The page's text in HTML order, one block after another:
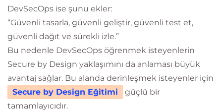
DevSecOps ise şunu ekler:
“Güvenli tasarla, güvenli geliştir, güvenli test et,
güvenli dağıt ve sürekli izle.”
Bu nedenle DevSecOps öğrenmek isteyenlerin
Secure by Design yaklaşımını da anlaması büyük
avantaj sağlar. Bu alanda derinleşmek isteyenler için
Secure by Design Eğitimi
güçlü bir
tamamlayıcıdır.